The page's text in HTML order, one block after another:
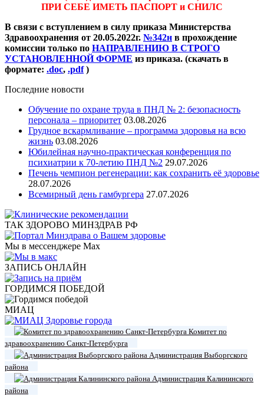
ПРИ СЕБЕ ИМЕТЬ ПАСПОРТ и СНИЛС
В связи с вступлением в силу приказа Министерства
Здравоохранения от 20.05.2022г. №342н в прохождение
комиссии только по НАПРАВЛЕНИЮ В СТРОГО
УСТАНОВЛЕННОЙ ФОРМЕ из приказа. (скачать в
формате: .doc, .pdf)
Последние новости
Обучение по охране труда в ПНД № 2: безопасность
персонала – приоритет 03.08.2026
Грудное вскармливание – программа здоровья на всю
жизнь 03.08.2026
Юбилейная научно-практическая конференция по
психиатрии к 70-летию ПНД №2 29.07.2026
Печень чемпион регенерации: как сохранить её здоровье
28.07.2026
Всемирный день гамбургера 27.07.2026
ТАК ЗДОРОВО МИНЗДРАВ РФ
Мы в мессенджере Max
ЗАПИСЬ ОНЛАЙН
ГОРДИМСЯ ПОБЕДОЙ
МИАЦ
Комитет по
здравоохранению Санкт-Петербурга
Администрация Выборгского
района
Администрация Калининского
района